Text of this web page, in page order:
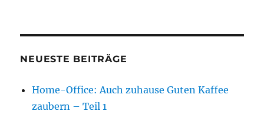
NEUESTE BEITRÄGE
Home-Office: Auch zuhause Guten Kaffee
zaubern – Teil 1